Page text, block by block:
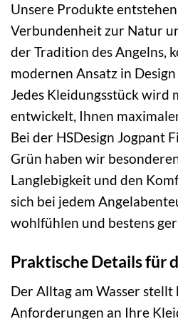
Unsere Produkte
Verbundenheit zur Natur
der Tradition des Angelns,
modernen Ansatz in
Jedes Kleidungsstück wird
entwickelt, Ihnen
Bei der HSDesign Jogpant
Grün haben wir
Langlebigkeit und den
sich bei jedem
wohlfühlen und bestens
Praktische Details für
Der Alltag am Wasser stellt
Anforderungen an Ihre